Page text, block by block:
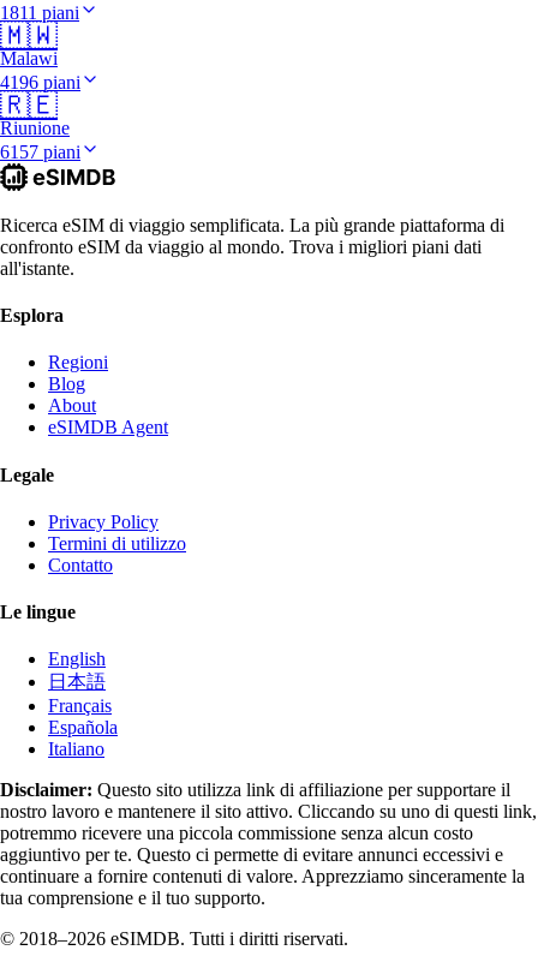
1811 piani
🇲🇼
Malawi
4196 piani
🇷🇪
Riunione
6157 piani
Ricerca eSIM di viaggio semplificata. La più grande piattaforma di
confronto eSIM da viaggio al mondo. Trova i migliori piani dati
all'istante.
Esplora
Regioni
Blog
About
eSIMDB Agent
Legale
Privacy Policy
Termini di utilizzo
Contatto
Le lingue
English
日本語
Français
Española
Italiano
Disclaimer: Questo sito utilizza link di affiliazione per supportare il
nostro lavoro e mantenere il sito attivo. Cliccando su uno di questi link,
potremmo ricevere una piccola commissione senza alcun costo
aggiuntivo per te. Questo ci permette di evitare annunci eccessivi e
continuare a fornire contenuti di valore. Apprezziamo sinceramente la
tua comprensione e il tuo supporto.
© 2018–2026 eSIMDB. Tutti i diritti riservati.